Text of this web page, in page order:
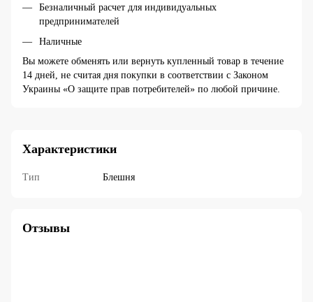
Безналичный расчет для индивидуальных
предпринимателей
Наличные
Вы можете обменять или вернуть купленный товар в течение
14 дней, не считая дня покупки в соответствии с Законом
Украины «О защите прав потребителей» по любой причине.
Характеристики
Тип Блешня
Отзывы